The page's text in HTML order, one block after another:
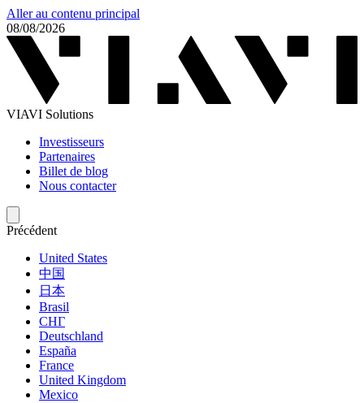
Aller au contenu principal
08/08/2026
VIAVI Solutions
Investisseurs
Partenaires
Billet de blog
Nous contacter
Précédent
United States
中国
日本
Brasil
СНГ
Deutschland
España
France
United Kingdom
Mexico